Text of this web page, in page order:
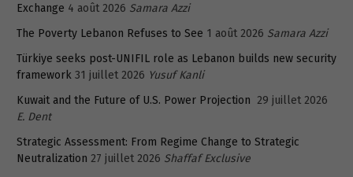
Exchange 4 août 2026 Samara Azzi
The Poverty Lebanon Refuses to See 1 août 2026 Samara Azzi
Türkiye seeks post-UNIFIL role as Lebanon builds new security
framework 31 juillet 2026 Yusuf Kanli
Kuwait and the Future of U.S. Power Projection 29 juillet 2026
E. Dent
Strategic Assessment: From Regime Change to Strategic
Neutralization 27 juillet 2026 Shaffaf Exclusive